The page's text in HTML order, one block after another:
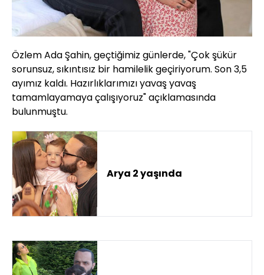
Özlem Ada Şahin, geçtiğimiz günlerde, "Çok şükür
sorunsuz, sıkıntısız bir hamilelik geçiriyorum. Son 3,5
ayımız kaldı. Hazırlıklarımızı yavaş yavaş
tamamlayamaya çalışıyoruz" açıklamasında
bulunmuştu.
Arya 2 yaşında